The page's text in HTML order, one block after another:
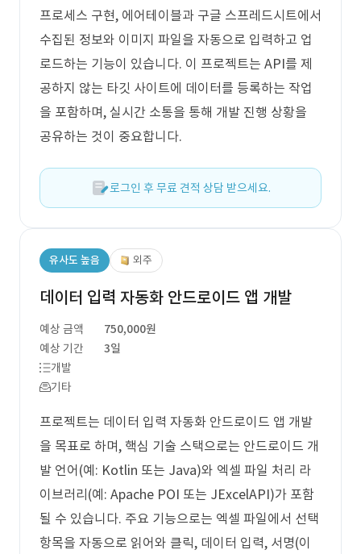
프로세스 구현, 에어테이블과 구글 스프레드시트에서
수집된 정보와 이미지 파일을 자동으로 입력하고 업
로드하는 기능이 있습니다. 이 프로젝트는 API를 제
공하지 않는 타깃 사이트에 데이터를 등록하는 작업
을 포함하며, 실시간 소통을 통해 개발 진행 상황을
공유하는 것이 중요합니다.
로그인 후 무료 견적 상담 받으세요.
유사도 높음 외주
데이터 입력 자동화 안드로이드 앱 개발
예상 금액
750,000원
예상 기간
3일
개발
기타
프로젝트는 데이터 입력 자동화 안드로이드 앱 개발
을 목표로 하며, 핵심 기술 스택으로는 안드로이드 개
발 언어(예: Kotlin 또는 Java)와 엑셀 파일 처리 라
이브러리(예: Apache POI 또는 JExcelAPI)가 포함
될 수 있습니다. 주요 기능으로는 엑셀 파일에서 선택
항목을 자동으로 읽어와 클릭, 데이터 입력, 서명(이